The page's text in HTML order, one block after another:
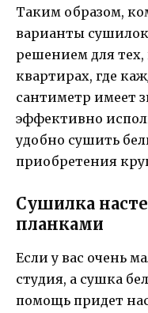
Таким образом,
варианты
решением для
квартирах, где
сантиметр имеет
эффективно
удобно сушить
приобретения
Сушилка
планками
Если у вас очень
студия, а сушка
помощь придет